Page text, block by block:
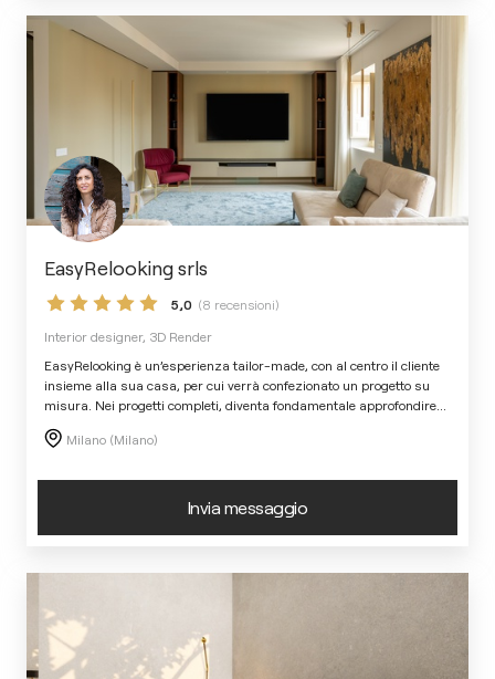
EasyRelooking srls
5,0 (8 recensioni)
Interior designer, 3D Render
EasyRelooking è un’esperienza tailor-made, con al centro il cliente
insieme alla sua casa, per cui verrà confezionato un progetto su
misura. Nei progetti completi, diventa fondamentale approfondire
Milano (Milano)
Invia messaggio